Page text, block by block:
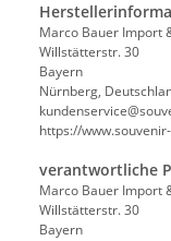
Marco Bauer Import
Willstätterstr. 30
Bayern
Nürnberg,
https://
verantwortliche
Marco Bauer Import
Willstätterstr. 30
Bayern